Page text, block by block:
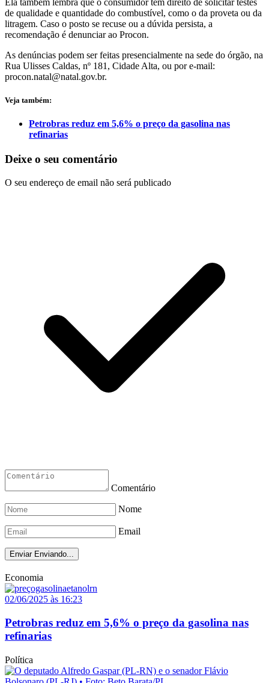
de qualidade e quantidade do combustível, como o da proveta ou da
litragem. Caso o posto se recuse ou a dúvida persista, a
recomendação é denunciar ao Procon.
As denúncias podem ser feitas presencialmente na sede do órgão, na
Rua Ulisses Caldas, nº 181, Cidade Alta, ou por e-mail:
procon.natal@natal.gov.br.
Veja também:
Petrobras reduz em 5,6% o preço da gasolina nas
refinarias
Deixe o seu comentário
O seu endereço de email não será publicado
Comentário
Nome
Email
Enviar Enviando...
Economia
02/06/2025 às 16:23
Petrobras reduz em 5,6% o preço da gasolina nas
refinarias
Política